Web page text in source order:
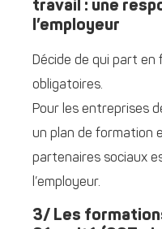
travail : une
l’employeur
Décide de qui part
obligatoires.
Pour les entreprises
un plan de formation
partenaires sociaux
l’employeur.
3/ Les